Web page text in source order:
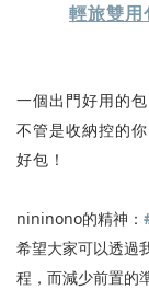
輕旅雙用
一個出門好用的
不管是收納控的
好包！
nininono的精神：
希望大家可以透過
程，而減少前置的